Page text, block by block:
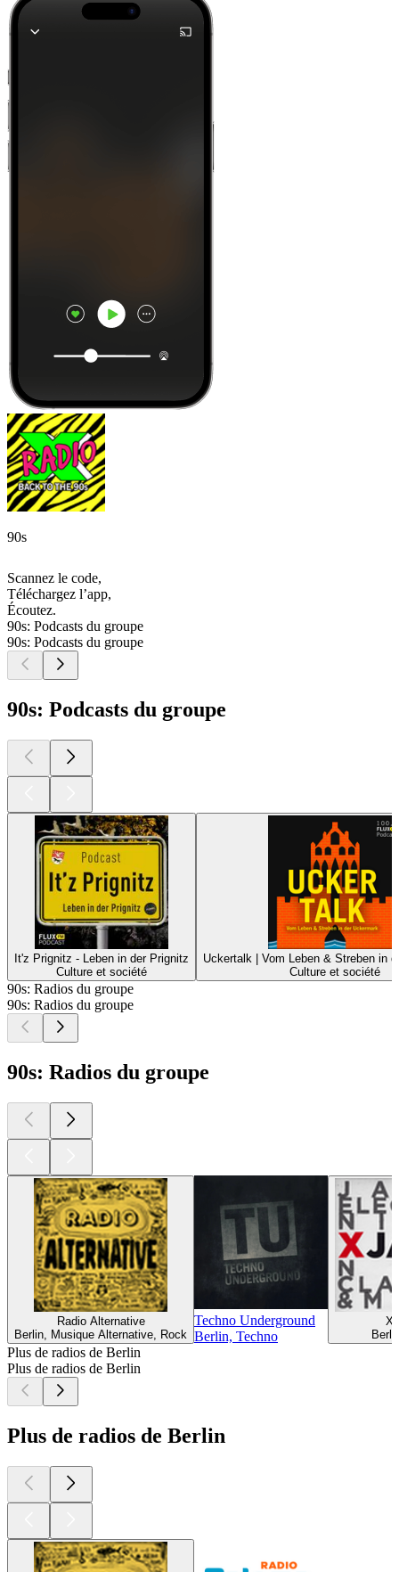
90s
Scannez le code,
Téléchargez l’app,
Écoutez.
90s: Podcasts du groupe
90s: Podcasts du groupe
90s: Podcasts du groupe
It'z Prignitz - Leben in der Prignitz
Culture et société
Uckertalk | Vom Leben & Streben in
Culture et société
90s: Radios du groupe
90s: Radios du groupe
90s: Radios du groupe
Radio Alternative
Berlin, Musique Alternative, Rock
Techno Underground
Berlin, Techno
Plus de radios de Berlin
Plus de radios de Berlin
Plus de radios de Berlin